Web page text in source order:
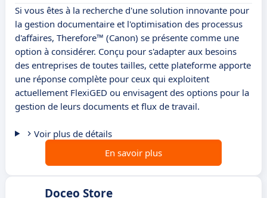
Si vous êtes à la recherche d'une solution innovante pour
la gestion documentaire et l'optimisation des processus
d'affaires, Therefore™ (Canon) se présente comme une
option à considérer. Conçu pour s'adapter aux besoins
des entreprises de toutes tailles, cette plateforme apporte
une réponse complète pour ceux qui exploitent
actuellement FlexiGED ou envisagent des options pour la
gestion de leurs documents et flux de travail.
Voir plus de détails
En savoir plus
Doceo Store